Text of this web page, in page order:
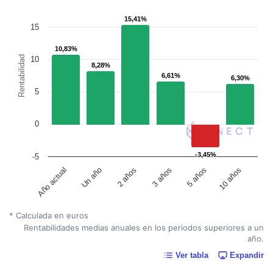
Rentabilidad
10,83%
10,83%
8,28%
8,28%
15,41%
15,41%
6,61%
6,61%
-3,45%
-3,45%
6,30%
6,30%
Año actual Un año 2 años 3 años 5 años 10 años
-5
0
5
10
15
* Calculada en euros
Rentabilidades medias anuales en los periodos superiores a un
año.
Ver tabla Expandir